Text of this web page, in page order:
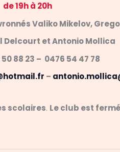
de 19h à 20h
Valiko Mikelov,
Delcourt et Antonio Mollica
50 88 23 – 0476 54 47 78
–
scolaires. Le club est